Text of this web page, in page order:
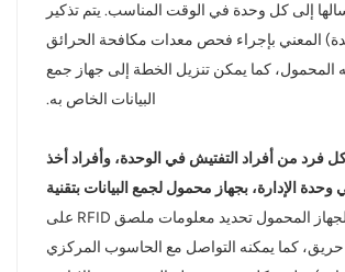
إلى كل وحدة في الوقت المناسب. يتم تذكير
المعني بإجراء فحص معدات مكافحة الحرائق
المحمول، كما يمكن تنزيل الخطة إلى جهاز جمع
البيانات الخاص به.
كل فرد من أفراد التفتيش في الوحدة، وأفراد أخذ
وحدة الإدارة، بجهاز محمول لجمع البيانات بتقنية
يستطيع الجهاز المحمول تحديد معلومات ملصق RFID على
كما يمكنه التواصل مع الحاسوب المركزي